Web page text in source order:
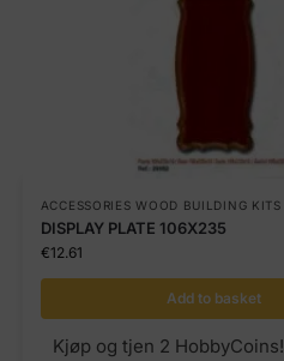
ACCESSORIES WOOD BUILDING KITS
DISPLAY PLATE 106X235
€12.61
Add to basket
Kjøp og tjen 2 HobbyCoins!